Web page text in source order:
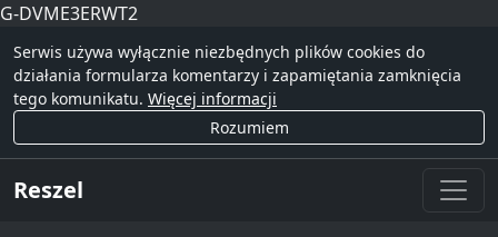
G-DVME3ERWT2
Serwis używa wyłącznie niezbędnych plików cookies do
działania formularza komentarzy i zapamiętania zamknięcia
tego komunikatu. Więcej informacji
Rozumiem
Reszel